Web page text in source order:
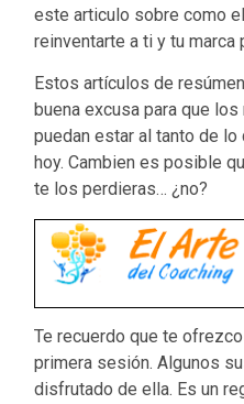
este articulo sobre como
reinventarte a ti y tu marca
Estos artículos de
buena excusa para que
puedan estar al tanto de
hoy. Cambien es posible
te los perdieras… ¿no?
Te recuerdo que te ofrezco
primera sesión. Algunos
disfrutado de ella. Es un